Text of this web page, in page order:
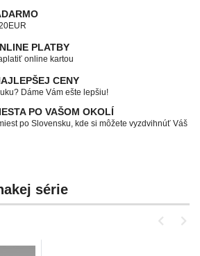
PLATBY
online kartou
CENY
Dáme Vám ešte lepšiu!
PO VAŠOM OKOLÍ
po Slovensku, kde si môžete vyzdvihnúť Váš
série